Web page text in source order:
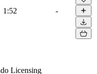
1:52 -
Licensing